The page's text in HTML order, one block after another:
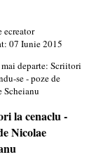
ecreator
07 Iunie 2015
departe: Scriitori
se - poze de
Scheianu
la cenaclu -
Nicolae